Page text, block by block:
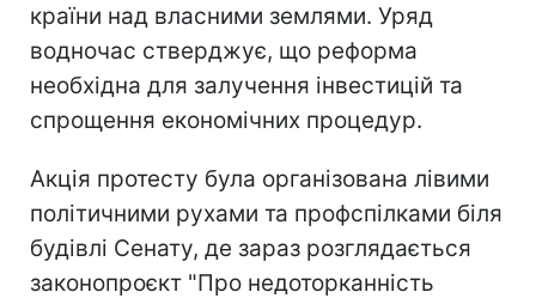
країни над власними землями. Уряд
водночас стверджує, що реформа
необхідна для залучення інвестицій та
спрощення економічних процедур.
Акція протесту була організована лівими
політичними рухами та профспілками біля
будівлі Сенату, де зараз розглядається
законопроєкт "Про недоторканність